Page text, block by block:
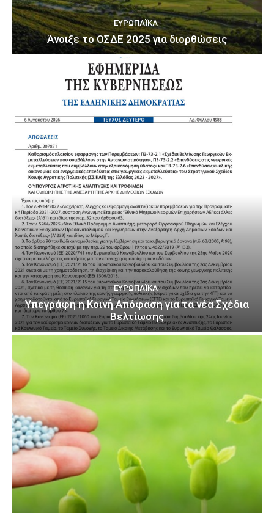
ΕΥΡΩΠΑΪΚΆ
Άνοιξε το ΟΣΔΕ 2025 για διορθώσεις
ΕΥΡΩΠΑΪΚΆ
Υπεγράφη η Κοινή Απόφαση για τα νέα Σχέδια
Βελτίωσης